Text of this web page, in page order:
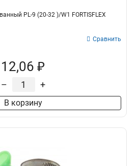
PL-9 (20-32 )/W1 FORTISFLEX
Сравнить
12,06 ₽
– +
В корзину